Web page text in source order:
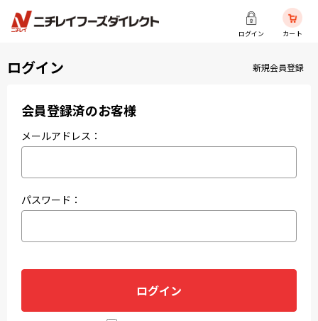
ログイン カート
ログイン 新規会員登録
会員登録済のお客様
メールアドレス：
パスワード：